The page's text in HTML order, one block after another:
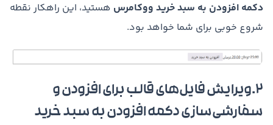
دکمه افزودن به سبد خرید ووکامرس هستید، این راهکار نقطه
شروع خوبی برای شما خواهد بود.
۲.ویرایش فایل‌های قالب برای افزودن و
سفارشی‌سازی دکمه افزودن به سبد خرید